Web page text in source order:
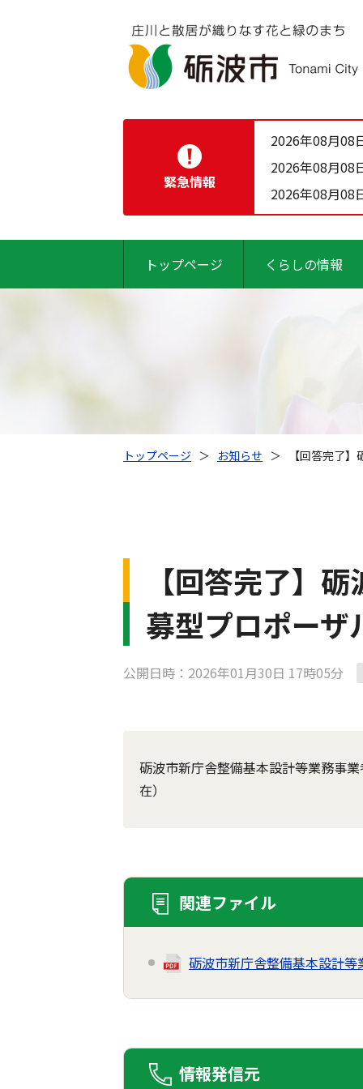
緊急情報
2026年08月08
2026年08月08
2026年08月08
トップページ くらしの情報
トップページ ＞ お知らせ ＞ 【回答完了
【回答完了】
募型プロポーザ
公開日時：2026年01月30日 17時05分
砺波市新庁舎整備基本設計等業務事
在）
関連ファイル
砺波市新庁舎整備基本設計
情報発信元